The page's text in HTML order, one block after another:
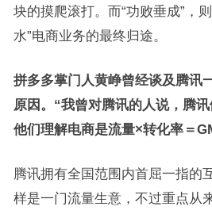
块的摸爬滚打。而“功败垂成”，
水”电商业务的最终归途。
拼多多掌门人黄峥曾经谈及腾讯
原因。“我曾对腾讯的人说，腾
他们理解电商是流量×转化率＝
腾讯拥有全国范围内首屈一指的
样是一门流量生意，不过重点从